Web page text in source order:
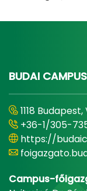
BUDAI CAMPUS
1118
+36-1/305-
https://
Campus-